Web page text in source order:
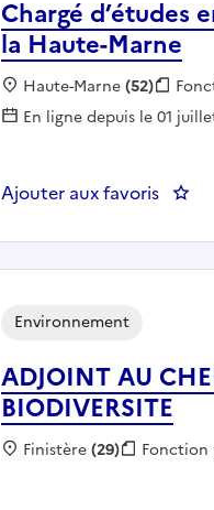
Chargé d’études
la Haute-Marne
Localisation :
Haute-Marne(52)
En ligne depuis le 01
Ajouter aux favoris :
ADJOINT AU
BIODIVERSITE
Environnement
Localisation :
Finistère(29) Fonction
Fonction